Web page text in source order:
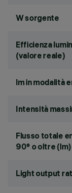
W sorgente
Efficienza
(valore reale)
lm in modalità
Intensità
Flusso totale
90° o oltre (lm)
Light output